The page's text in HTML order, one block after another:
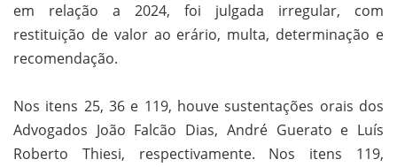
em relação a 2024, foi julgada irregular, com
restituição de valor ao erário, multa, determinação e
recomendação.
Nos itens 25, 36 e 119, houve sustentações orais dos
Advogados João Falcão Dias, André Guerato e Luís
Roberto Thiesi, respectivamente. Nos itens 119,